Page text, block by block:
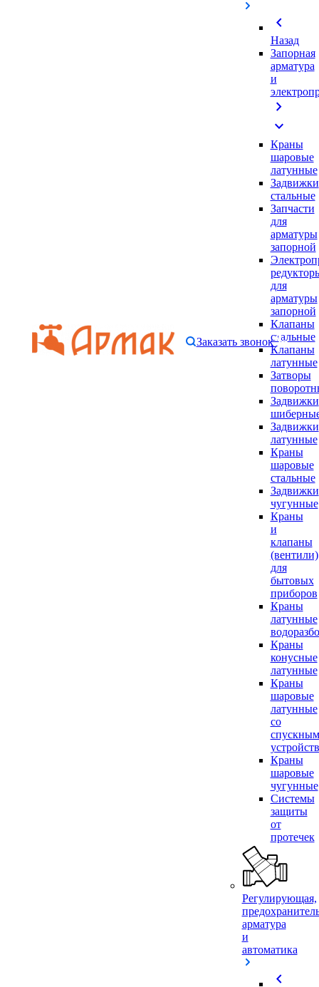
chevron_left
Назад
Запорная
арматура
и
chevron_right
expand_more
Краны
шаровые
латунные
Задвижки
стальные
Запчасти
для
арматуры
запорной
для
арматуры
запорной
Клапаны
стальные
Клапаны
латунные
Затворы
Задвижки
Задвижки
латунные
Краны
шаровые
стальные
Задвижки
чугунные
Краны
и
клапаны
(вентили)
для
бытовых
приборов
Краны
латунные
Краны
конусные
латунные
Краны
шаровые
латунные
со
спускным
Краны
шаровые
чугунные
Системы
защиты
от
протечек
Регулирующая,
арматура
и
автоматика
chevron_left
Заказать звонок